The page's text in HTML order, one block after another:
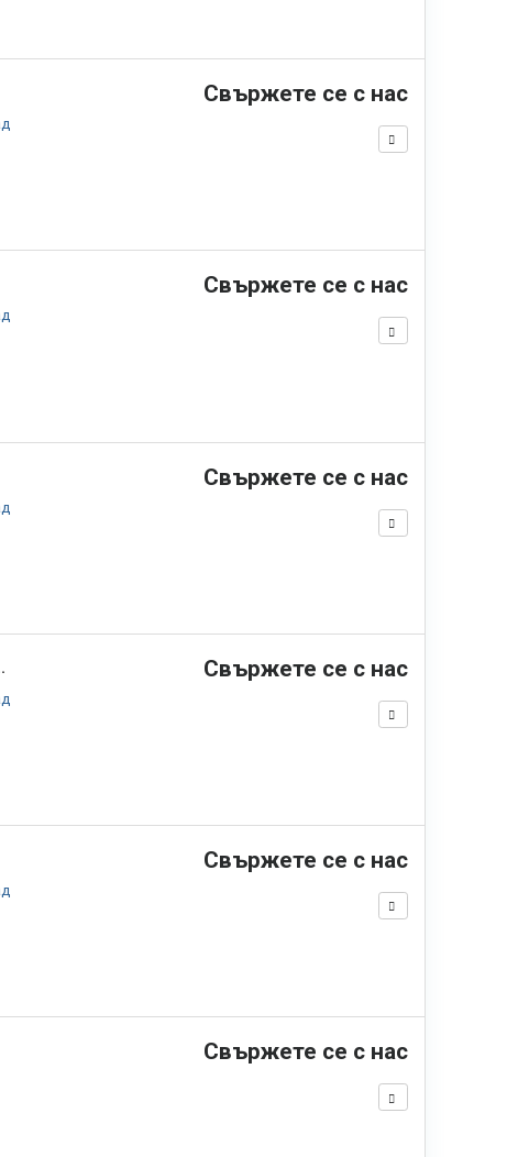
Свържете се с нас
Свържете се с нас
Свържете се с нас
Свържете се с нас
Свържете се с нас
Свържете се с нас